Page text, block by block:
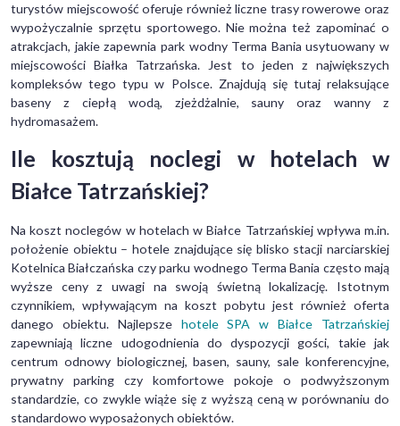
turystów miejscowość oferuje również liczne trasy rowerowe oraz
wypożyczalnie sprzętu sportowego. Nie można też zapominać o
atrakcjach, jakie zapewnia park wodny Terma Bania usytuowany w
miejscowości Białka Tatrzańska. Jest to jeden z największych
kompleksów tego typu w Polsce. Znajdują się tutaj relaksujące
baseny z ciepłą wodą, zjeżdżalnie, sauny oraz wanny z
hydromasażem.
Ile kosztują noclegi w hotelach w
Białce Tatrzańskiej?
Na koszt noclegów w hotelach w Białce Tatrzańskiej wpływa m.in.
położenie obiektu – hotele znajdujące się blisko stacji narciarskiej
Kotelnica Białczańska czy parku wodnego Terma Bania często mają
wyższe ceny z uwagi na swoją świetną lokalizację. Istotnym
czynnikiem, wpływającym na koszt pobytu jest również oferta
danego obiektu. Najlepsze hotele SPA w Białce Tatrzańskiej
zapewniają liczne udogodnienia do dyspozycji gości, takie jak
centrum odnowy biologicznej, basen, sauny, sale konferencyjne,
prywatny parking czy komfortowe pokoje o podwyższonym
standardzie, co zwykle wiąże się z wyższą ceną w porównaniu do
standardowo wyposażonych obiektów.